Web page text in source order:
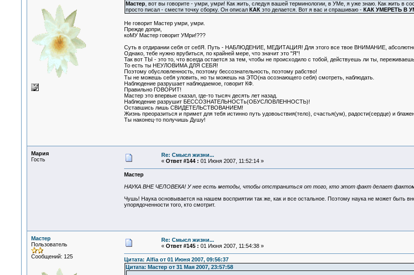
Мастер, вот вы говорите - умри, умри! Как жить, следуя вашей терминологии, в УМе, я уже знаю. Как жить в
просто писал - смести точку сборку. Он описал КАКэто делается. Вот я вас и спрашиваю - КАК УМЕРЕТЬ В
Не говорит Мастер умри, умри.
Прежде допри,
коМУ Мастер говорит УМри!???
Суть в отдирании себя от себЯ. Путь - НАБЛЮДЕНИЕ, МЕДИТАЦИЯ! Для этого все твое ВНИМАНИЕ, абсолютно
Однако, тебе нужно врубиться, по крайней мере, что значит это "Я"!
Так вот ТЫ - это то, что всегда остается за тем, чтобы не происходило с тобой, действуешь ли ты,
То есть ты НЕУЛОВИМА ДЛЯ СЕБЯ!
Поэтому обусловленность, поэтому бессознательность, поэтому рабство!
Ты не можешь себя уловить, но ты можешь на ЭТО(на осознающего себя) смотреть, наблюдать.
Наблюдение разрушает наблюдаемое, говорит КФ.
Правильно ГОВОРИТ!
Мастер это впервые сказал, где-то тысяч десять лет назад.
Наблюдение разрушит БЕССОЗНАТЕЛЬНОСТь(ОБУСЛОВЛЕННОСТЬ)!
Оставшись лишь СВИДЕТЕЛЬСТВОВАНИЕМ!
Жизнь преоразиться и примет для тебя истинно путь удовоьствия(тело), счастья(ум), радости(сердце) и
Ты наконец-то получишь Душу!
Мария
Гость
Re: Смысл жизни...
« Ответ #144 : 01 Июня 2007, 11:52:14 »
Мастер
НАУКА ВНЕ ЧЕЛОВЕКА! У нее есть методы, чтобы отстраниться от того, кто этот факт делает
Чушь! Наука основывается на нашем восприятии так же, как и все остальное. Поэтому наука не может быть
упорядоченности того, кто смотрит.
Мастер
Пользователь
Сообщений: 125
Re: Смысл жизни...
« Ответ #145 : 01 Июня 2007, 11:54:38 »
Цитата: Alfia от 01 Июня 2007, 09:56:37
Цитата: Мастер от 31 Мая 2007, 23:57:58